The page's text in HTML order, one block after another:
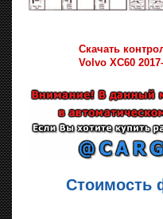
Скачать
Volvo XC60
Стоимость